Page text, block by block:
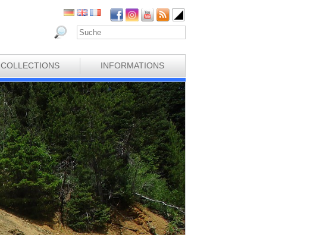
COLLECTIONS INFORMATIONS